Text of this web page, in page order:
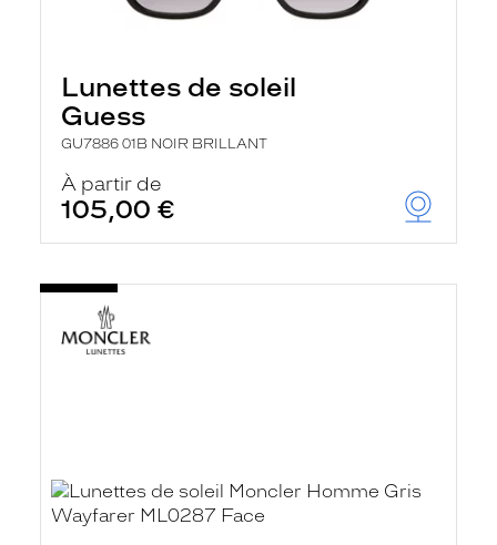
Lunettes de soleil
Guess
GU7886 01B NOIR BRILLANT
À partir de
105,00 €